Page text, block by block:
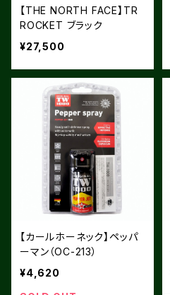
【THE NORTH FACE】TR
ROCKET ブラック
¥27,500
【カールホーネック】ペッパ
ーマン（OC-213）
¥4,620